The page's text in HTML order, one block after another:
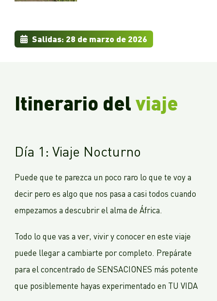
Salidas: 28 de marzo de 2026
Itinerario del viaje
Día 1: Viaje Nocturno
Puede que te parezca un poco raro lo que te voy a
decir pero es algo que nos pasa a casi todos cuando
empezamos a descubrir el alma de África.
Todo lo que vas a ver, vivir y conocer en este viaje
puede llegar a cambiarte por completo. Prepárate
para el concentrado de SENSACIONES más potente
que posiblemente hayas experimentado en TU VIDA